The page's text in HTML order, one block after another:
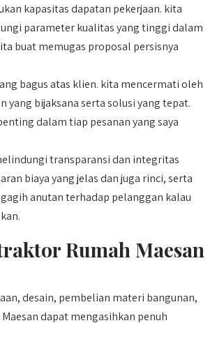
kapasitas dapatan pekerjaan. kita
parameter kualitas yang tinggi dalam
buat memugas proposal persisnya
bagus atas klien. kita mencermati oleh
bijaksana serta solusi yang tepat.
dalam tiap pesanan yang saya
transparansi dan integritas
biaya yang jelas dan juga rinci, serta
anutan terhadap pelanggan kalau
Rumah Maesan
desain, pembelian materi bangunan,
dapat mengasihkan penuh